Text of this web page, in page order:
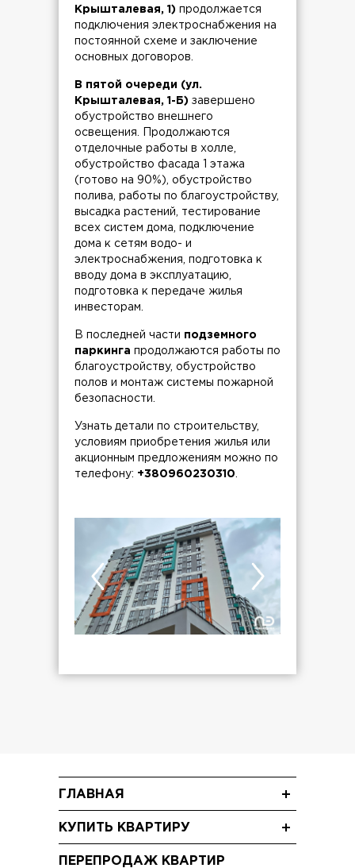
Крышталевая, 1) продолжается
подключения электроснабжения на
постоянной схеме и заключение
основных договоров.
В пятой очереди (ул.
Крышталевая, 1-Б) завершено
обустройство внешнего
освещения. Продолжаются
отделочные работы в холле,
обустройство фасада 1 этажа
(готово на 90%), обустройство
полива, работы по благоустройству,
высадка растений, тестирование
всех систем дома, подключение
дома к сетям водо- и
электроснабжения, подготовка к
вводу дома в эксплуатацию,
подготовка к передаче жилья
инвесторам.
В последней части
подземного
паркинга продолжаются работы по
благоустройству, обустройство
полов и монтаж системы пожарной
безопасности.
Узнать детали по строительству,
условиям приобретения жилья или
акционным предложениям можно по
телефону: +380960230310
ГЛАВНАЯ
Акции
КУПИТЬ КВАРТИРУ
ПЕРЕПРОДАЖ КВАРТИР